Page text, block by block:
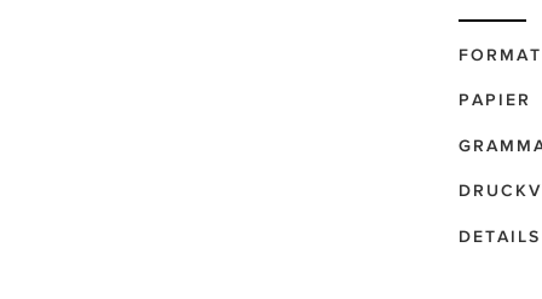
FORMAT
PAPIER
DETAILS